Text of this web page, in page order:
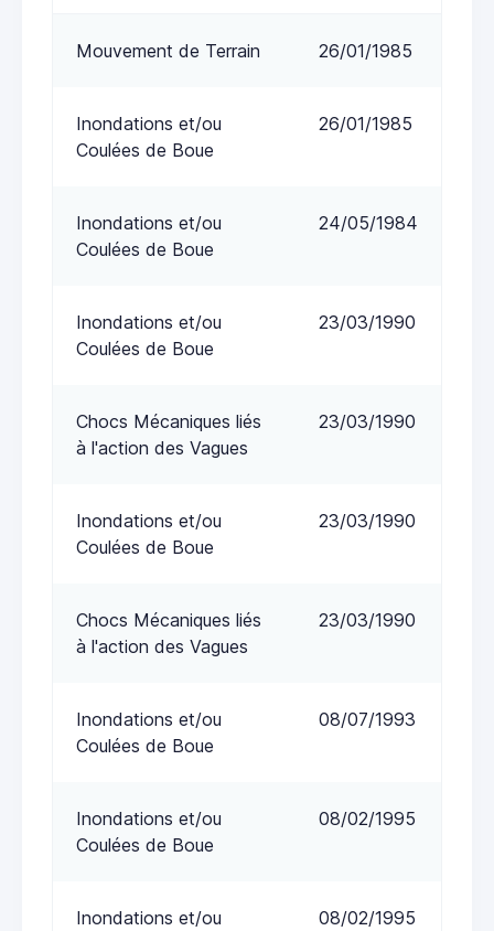
Mouvement de Terrain 26/01/1985
Inondations et/ou
Coulées de Boue
26/01/1985
Inondations et/ou
Coulées de Boue
24/05/1984
Inondations et/ou
Coulées de Boue
23/03/1990
Chocs Mécaniques liés
à l'action des Vagues
23/03/1990
Inondations et/ou
Coulées de Boue
23/03/1990
Chocs Mécaniques liés
à l'action des Vagues
23/03/1990
Inondations et/ou
Coulées de Boue
08/07/1993
Inondations et/ou
Coulées de Boue
08/02/1995
Inondations et/ou
08/02/1995